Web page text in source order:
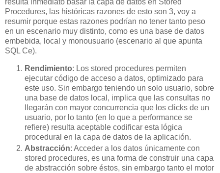
Procedures, las históricas razones de esto son 3, voy a
resumir porque estas razones podrían no tener tanto peso
en un escenario muy distinto, como es una base de datos
embebida, local y monousuario (escenario al que apunta
SQL Ce).
Rendimiento: Los stored procedures permiten
ejecutar código de acceso a datos, optimizado para
este uso. Sin embargo teniendo un solo usuario, sobre
una base de datos local, implica que las consultas no
llegarán con mayor concurrencia que los clicks de un
usuario, por lo tanto (en lo que a performance se
refiere) resulta aceptable codificar esta lógica
procedural en la capa de datos de la aplicación.
Abstracción: Acceder a los datos únicamente con
stored procedures, es una forma de construir una capa
de abstracción sobre éstos, sin embargo tanto el motor